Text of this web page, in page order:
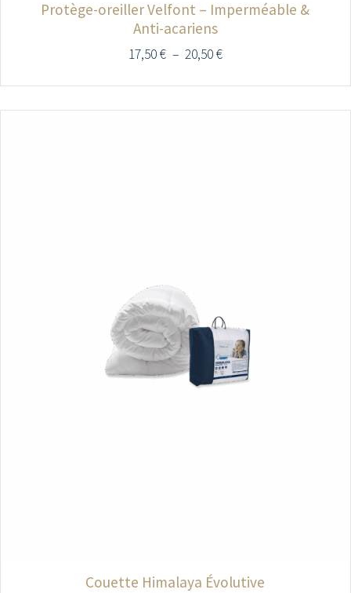
Protège-oreiller Velfont – Imperméable &
Anti-acariens
17,50€ – 20,50€
Couette Himalaya Évolutive